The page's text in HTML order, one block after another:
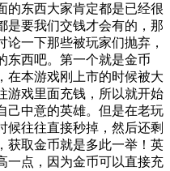
的东西大家肯定都是已经很
是要我们交钱才会有的，那
一下那些被玩家们抛弃，
东西吧。第一个就是金币
在本游戏刚上市的时候被大
游戏里面充钱，所以就开始
己中意的英雄。但是在老玩
候往往直接秒掉，然后还剩
获取金币就是多此一举！英
一点，因为金币可以直接充